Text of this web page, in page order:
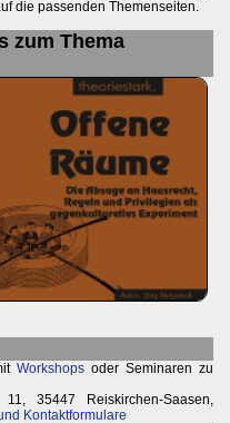
die passenden Themenseiten.
zum Thema
Workshops oder Seminaren zu
11, 35447 Reiskirchen-Saasen,
Kontaktformulare